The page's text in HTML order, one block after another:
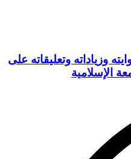
وزياداته وتعليقاته على
الإسلامية